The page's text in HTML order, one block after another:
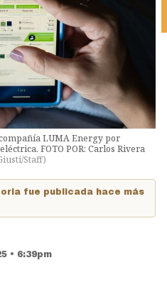
LUMA Energy por
FOTO POR: Carlos Rivera
Staff)
fue publicada hace más
• 6:39pm